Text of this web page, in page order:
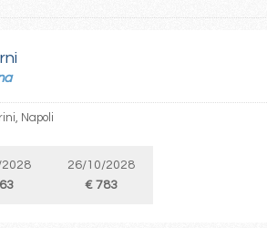
Napoli
26/10/2028
€ 783